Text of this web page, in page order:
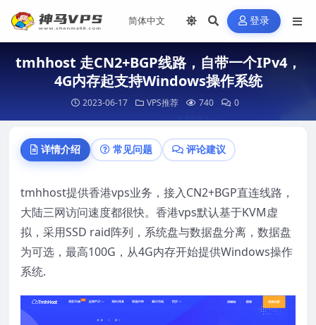
登录
tmhhost 走CN2+BGP线路，自带一个IPv4，
4G内存起支持Windows操作系统
2023-06-17 VPS推荐 740 0
详情介绍 常见问题 评论建议
tmhhost提供香港vps业务，接入CN2+BGP直连线路，
大陆三网访问速度都很快。香港vps默认基于KVM虚
拟，采用SSD raid阵列，系统盘与数据盘分离，数据盘
为可选，最高100G，从4G内存开始提供Windows操作
系统.